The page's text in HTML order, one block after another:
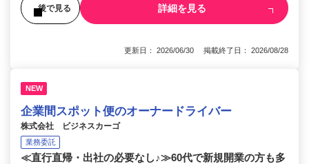
後で見る 詳細を見る
更新日： 2026/06/30 掲載終了日： 2026/08/28
NEW
企業間スポット便のオーナードライバー
株式会社 ビジネスカーゴ
業務委託
≪直行直帰・出社の必要なし♪≫60代で新規開業の方も多